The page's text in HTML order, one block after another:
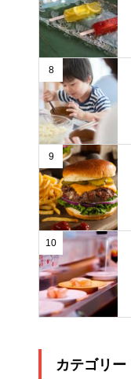
8
9
10
カテゴリー